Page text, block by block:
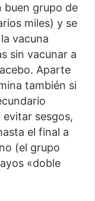
buen grupo de
miles) y se
vacuna
sin vacunar a
Aparte
también si
sesgos,
el final a
(el grupo
«doble